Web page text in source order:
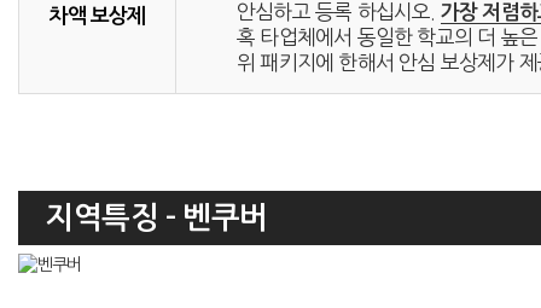
차액 보상제 안심하고 등록 하십시오. 가장 저렴
혹 타업체에서 동일한 학교의 더 높
위 패키지에 한해서 안심 보상제가
지역특징 - 벤쿠버